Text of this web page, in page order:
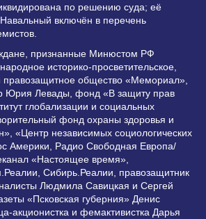
по решению суда; её
включён в перечень
признанные Минюстом РФ
историко-просветительское,
правозащитное общество «Мемориал»,
Юрия Левады, фонд «В защиту прав
глобализации и социальных
фонд охраны здоровья и
«Центр независимых социологических
Америки, Радио Свободная Европа/
«Настоящее время»,
Сибирь.Реалии, правозащитник
Людмила Савицкая и Сергей
«Псковская губерния» Денис
акционистка и фемактивистка Дарья